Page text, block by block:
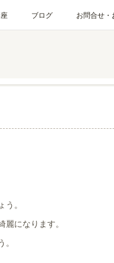
ブログ お問合せ
。
になります。